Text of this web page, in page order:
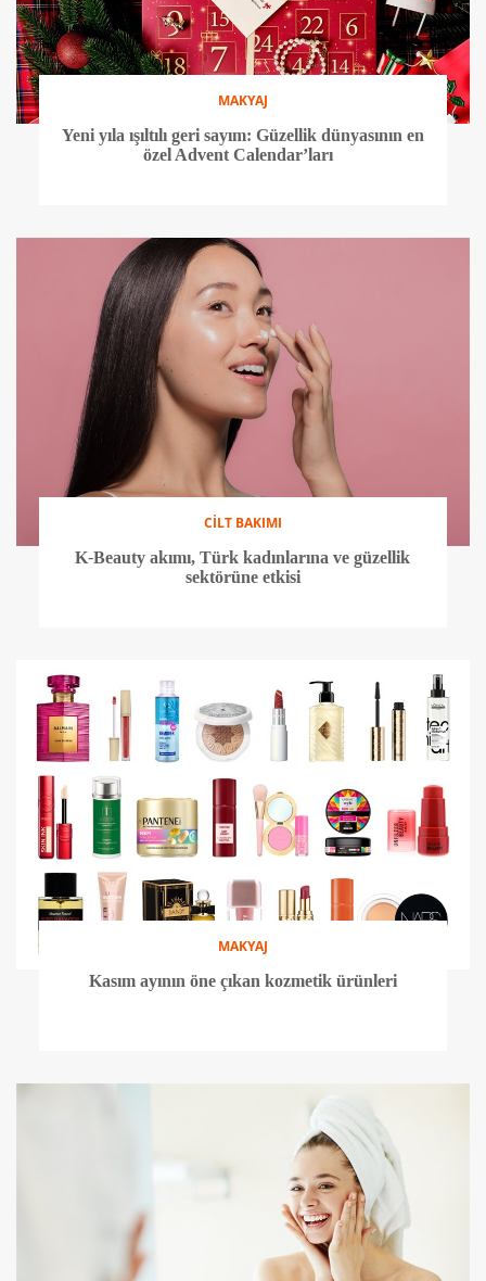
MAKYAJ
Yeni yıla ışıltılı geri sayım: Güzellik dünyasının en
özel Advent Calendar’ları
CİLT BAKIMI
K-Beauty akımı, Türk kadınlarına ve güzellik
sektörüne etkisi
MAKYAJ
Kasım ayının öne çıkan kozmetik ürünleri